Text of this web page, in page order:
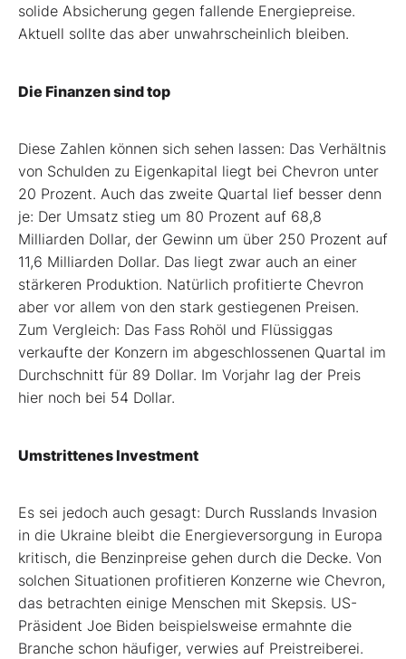
solide Absicherung gegen fallende Energiepreise.
Aktuell sollte das aber unwahrscheinlich bleiben.
Die Finanzen sind top
Diese Zahlen können sich sehen lassen: Das Verhältnis
von Schulden zu Eigenkapital liegt bei Chevron unter
20 Prozent. Auch das zweite Quartal lief besser denn
je: Der Umsatz stieg um 80 Prozent auf 68,8
Milliarden Dollar, der Gewinn um über 250 Prozent auf
11,6 Milliarden Dollar. Das liegt zwar auch an einer
stärkeren Produktion. Natürlich profitierte Chevron
aber vor allem von den stark gestiegenen Preisen.
Zum Vergleich: Das Fass Rohöl und Flüssiggas
verkaufte der Konzern im abgeschlossenen Quartal im
Durchschnitt für 89 Dollar. Im Vorjahr lag der Preis
hier noch bei 54 Dollar.
Umstrittenes Investment
Es sei jedoch auch gesagt: Durch Russlands Invasion
in die Ukraine bleibt die Energieversorgung in Europa
kritisch, die Benzinpreise gehen durch die Decke. Von
solchen Situationen profitieren Konzerne wie Chevron,
das betrachten einige Menschen mit Skepsis. US-
Präsident Joe Biden beispielsweise ermahnte die
Branche schon häufiger, verwies auf Preistreiberei.